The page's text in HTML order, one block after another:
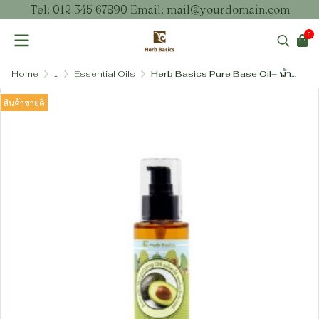
Tel: 012 345 67890 Email: mail@yourdomain.com
0
Home ... Essential Oils Herb Basics Pure Base Oil– น้ำมันเบสธรรมชาติ น้ำมันบำรุงผิวและเส้นผม
สินค้าขายดี